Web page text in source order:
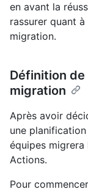
en avant la
rassurer quant
migration.
Définition
migration
Après avoir
une
équipes
Actions.
Pour